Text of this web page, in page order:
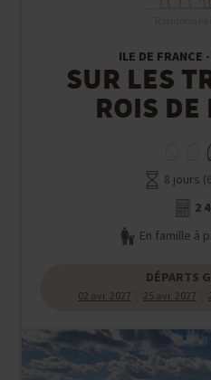
ILE DE FRANCE
SUR LES
ROIS DE
8 jours
2
En famille à
DÉPARTS
02 avr. 2027 25 avr. 2027